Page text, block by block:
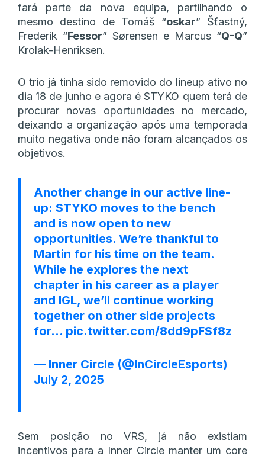
fará parte da nova equipa, partilhando o
mesmo destino de Tomáš “⁠oskar⁠” Šťastný,
Frederik “⁠Fessor⁠” Sørensen e Marcus “⁠Q-Q⁠”
Krolak-Henriksen.
O trio já tinha sido removido do lineup ativo no
dia 18 de junho e agora é STYKO quem terá de
procurar novas oportunidades no mercado,
deixando a organização após uma temporada
muito negativa onde não foram alcançados os
objetivos.
Another change in our active line-
up: STYKO moves to the bench
and is now open to new
opportunities. We’re thankful to
Martin for his time on the team.
While he explores the next
chapter in his career as a player
and IGL, we’ll continue working
together on other side projects
for… pic.twitter.com/8dd9pFSf8z
— Inner Circle (@InCircleEsports)
July 2, 2025
Sem posição no VRS, já não existiam
incentivos para a Inner Circle manter um core